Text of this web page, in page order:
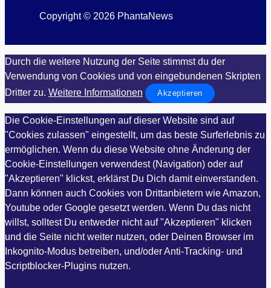
Copyright © 2026 PhantaNews
Durch die weitere Nutzung der Seite stimmst du der
Verwendung von Cookies und von eingebundenen Skripten
Dritter zu. Weitere Informationen Akzeptieren
Die Cookie-Einstellungen auf dieser Website sind auf
"Cookies zulassen" eingestellt, um das beste Surferlebnis zu
ermöglichen. Wenn du diese Website ohne Änderung der
Cookie-Einstellungen verwendest (Navigation) oder auf
"Akzeptieren" klickst, erklärst Du Dich damit einverstanden.
Dann können auch Cookies von Drittanbietern wie Amazon,
Youtube oder Google gesetzt werden. Wenn Du das nicht
willst, solltest Du entweder nicht auf "Akzeptieren" klicken
und die Seite nicht weiter nutzen, oder Deinen Browser im
Inkognito-Modus betreiben, und/oder Anti-Tracking- und
Scriptblocker-Plugins nutzen.